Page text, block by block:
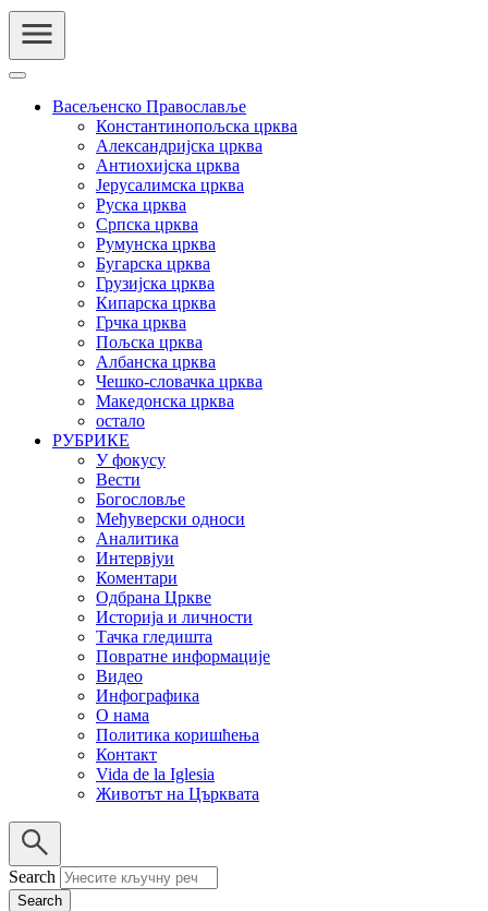
Васељенско Православље
Константинопољска црква
Александријска црква
Антиохијска црква
Јерусалимска црква
Руска црква
Српска црква
Румунска црква
Бугарска црква
Грузијска црква
Кипарска црква
Грчка црква
Пољска црква
Албанска црква
Чешко-словачка црква
Македонска црква
остало
РУБРИКЕ
У фокусу
Вести
Богословље
Међуверски односи
Аналитика
Интервјуи
Коментари
Одбрана Цркве
Историја и личности
Тачка гледишта
Повратне информације
Видео
Инфографика
О нама
Политика коришћења
Контакт
Vida de la Iglesia
Животът на Църквата
Search